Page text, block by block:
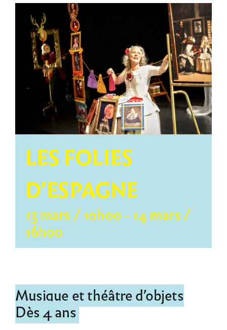
LES FOLIES
D’ESPAGNE
13 mars / 10h00-14 mars /
16h00
Musique et théâtre d’objets
Dès 4 ans